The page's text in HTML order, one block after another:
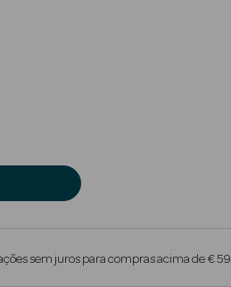
sem juros para compras acima de € 59.